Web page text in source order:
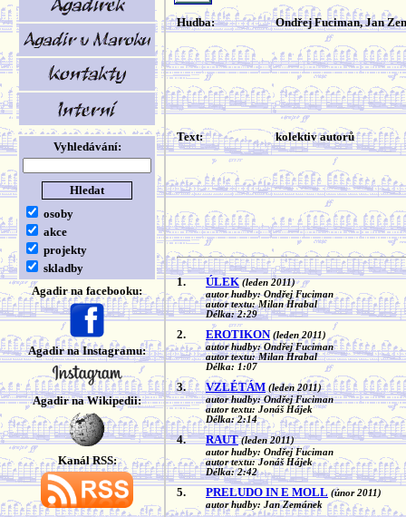
Vyhledávání:
osoby
akce
projekty
skladby
Agadir na facebooku:
Agadir na Instagramu:
Agadir na Wikipedii:
Kanál RSS:
Hudba: Ondřej Fuciman, Jan
Text: kolektiv autorů
1. ÚLEK (leden 2011)
autor hudby: Ondřej Fuciman
autor textu: Milan Hrabal
Délka: 2:29
2. EROTIKON (leden 2011)
autor hudby: Ondřej Fuciman
autor textu: Milan Hrabal
Délka: 1:07
3. VZLÉTÁM (leden 2011)
autor hudby: Ondřej Fuciman
autor textu: Jonáš Hájek
Délka: 2:14
4. RAUT (leden 2011)
autor hudby: Ondřej Fuciman
autor textu: Jonáš Hájek
Délka: 2:42
5. PRELUDO IN E MOLL (únor 2011)
autor hudby: Jan Zemánek